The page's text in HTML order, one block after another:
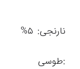
:طوسی